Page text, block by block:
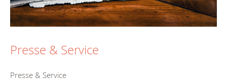
Presse & Service
Presse & Service